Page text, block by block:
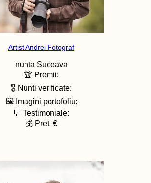
Artist Andrei Fotograf
nunta Suceava
🏆 Premii:
🎖️ Nunti verificate:
🖼️ Imagini portofoliu:
💬 Testimoniale:
💰 Pret: €